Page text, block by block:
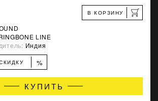
В КОРЗИНУ
LINE
Индия
%
КУПИТЬ